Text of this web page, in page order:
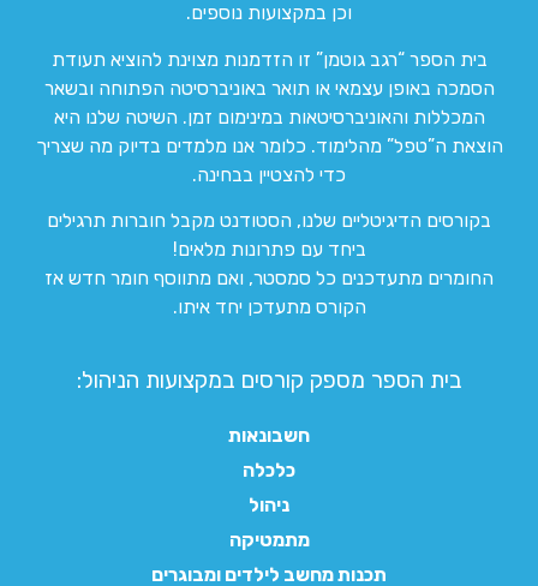
וכן במקצועות נוספים.
בית הספר “רגב גוטמן” זו הזדמנות מצוינת להוציא תעודת
הסמכה באופן עצמאי או תואר באוניברסיטה הפתוחה ובשאר
המכללות והאוניברסיטאות במינימום זמן. השיטה שלנו היא
הוצאת ה”טפל” מהלימוד. כלומר אנו מלמדים בדיוק מה שצריך
כדי להצטיין בבחינה.
בקורסים הדיגיטליים שלנו, הסטודנט מקבל חוברות תרגילים
ביחד עם פתרונות מלאים!
החומרים מתעדכנים כל סמסטר, ואם מתווסף חומר חדש אז
הקורס מתעדכן יחד איתו.
בית הספר מספק קורסים במקצועות הניהול:
חשבונאות
כלכלה
ניהול
מתמטיקה
תכנות מחשב לילדים ומבוגרים